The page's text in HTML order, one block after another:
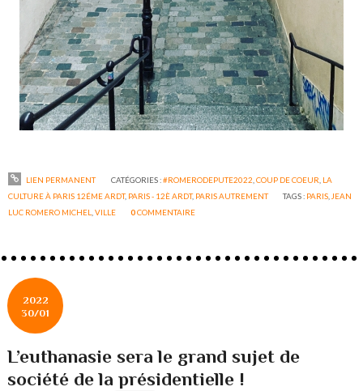
LIEN PERMANENT CATÉGORIES :#ROMERODEPUTE2022 COUP DE COEUR LA
CULTURE À PARIS 12ÉME ARDT, PARIS - 12È ARDT, PARIS AUTREMENT TAGS : PARIS JEAN
LUC ROMERO MICHEL ,VILLE 0COMMENTAIRE
2022
30/01
L’euthanasie sera le grand sujet de
société de la présidentielle !